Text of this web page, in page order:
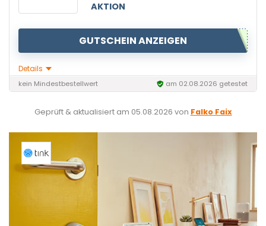
AKTION
GUTSCHEIN ANZEIGEN
Details
kein Mindestbestellwert am 02.08.2026 getestet
Geprüft & aktualisiert am 05.08.2026 von Falko Faix